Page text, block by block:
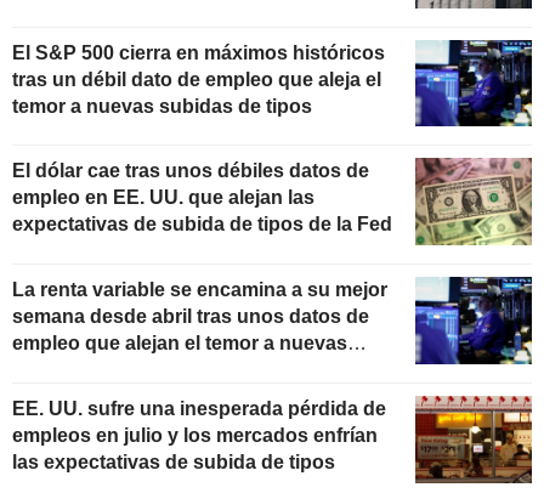
El S&P 500 cierra en máximos históricos
tras un débil dato de empleo que aleja el
temor a nuevas subidas de tipos
El dólar cae tras unos débiles datos de
empleo en EE. UU. que alejan las
expectativas de subida de tipos de la Fed
La renta variable se encamina a su mejor
semana desde abril tras unos datos de
empleo que alejan el temor a nuevas
EE. UU. sufre una inesperada pérdida de
empleos en julio y los mercados enfrían
las expectativas de subida de tipos